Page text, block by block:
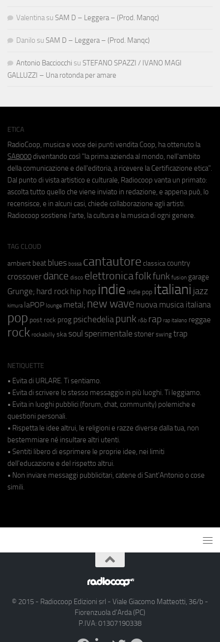
Valentina su SAM D – Leggera – (Prod. Manqc)
Danilo su SAM D – Leggera – (Prod. Manqc)
Antonio Bacciocchi su STEFANO SPAZZI / IVANO MAGI
GALLUZZI – Una rotonda per amare
ETICA
RadioCoop, musica e voce dei punti vendita Coop, ha ottenuto la
SA8000 diventando così "la prima azienda al mondo, nell'ambito
della comunicazione e dell'editoria, a ricevere la Certificazione etica".
Dal punto di vista artistico e culturale, Radiocoop vanta un primato:
ascolta tutto quello che viene inviato in redazione, e appena può, lo
recensisce, e in alcuni casi, chiede collaborazione agli artisti.
Radiocoop sostiene l'arte, la cultura e la musica di ogni genere.
TAG CLOUD
ambient beat blues bossa cantautore classica country
crossover dance disco elettronicafolkfunk fusion garage
Grunge; hard rock hip hop indie indie pop italiani jazz
kimura laPOP lounge metal; new wave nuova musica italiana
pop post rock prog psichedeliapunk r&b rap rap italiano reggae
rock rockabilly ska soul sperimentale stoner swing trap
NETIQUETTE
• Evita di URLARE. Ti sentiamo.
• Evita di scrivere lo stesso messaggio in più luoghi. Ti leggiamo.
• Evita in luoghi pubblici (forum, chat, community) polemiche e
questioni personali.
• Rispetta le idee altrui, le religioni e razze diverse dalla tua, non
bestemmiare né insultare altri utenti.
• Sentiti libero di esprimere le proprie idee, nei limiti
dell'educazione e del rispetto altrui.
• Non inviare messaggi pubblicitari, catene di Sant'Antonio o cose
simili.
© 2015 - Radiocoop Edizioni srl - Viale Giacomo Matteotti, 36/b -
Fiorenzuola d'Arda (PC)
P.IVA: 01307190338